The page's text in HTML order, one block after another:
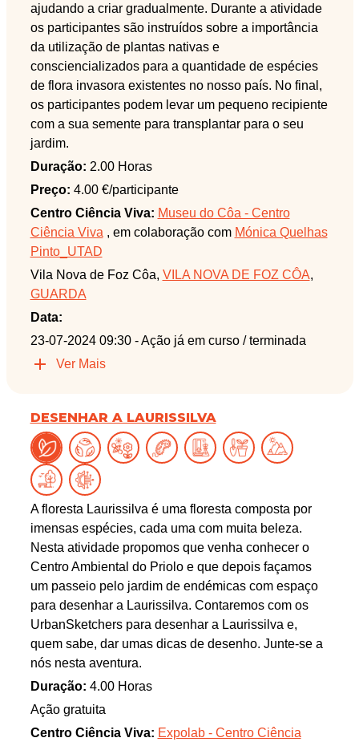
ajudando a criar gradualmente. Durante a atividade
os participantes são instruídos sobre a importância
da utilização de plantas nativas e
consciencializados para a quantidade de espécies
de flora invasora existentes no nosso país. No final,
os participantes podem levar um pequeno recipiente
com a sua semente para transplantar para o seu
jardim.
Duração: 2.00 Horas
Preço: 4.00 €/participante
Centro Ciência Viva: Museu do Côa - Centro
Ciência Viva , em colaboração com Mónica Quelhas
Pinto_UTAD
Vila Nova de Foz Côa, VILA NOVA DE FOZ CÔA,
GUARDA
Data:
23-07-2024 09:30 - Ação já em curso / terminada
Ver Mais
DESENHAR A LAURISSILVA
A floresta Laurissilva é uma floresta composta por
imensas espécies, cada uma com muita beleza.
Nesta atividade propomos que venha conhecer o
Centro Ambiental do Priolo e que depois façamos
um passeio pelo jardim de endémicas com espaço
para desenhar a Laurissilva. Contaremos com os
UrbanSketchers para desenhar a Laurissilva e,
quem sabe, dar umas dicas de desenho. Junte-se a
nós nesta aventura.
Duração: 4.00 Horas
Ação gratuita
Centro Ciência Viva: Expolab - Centro Ciência